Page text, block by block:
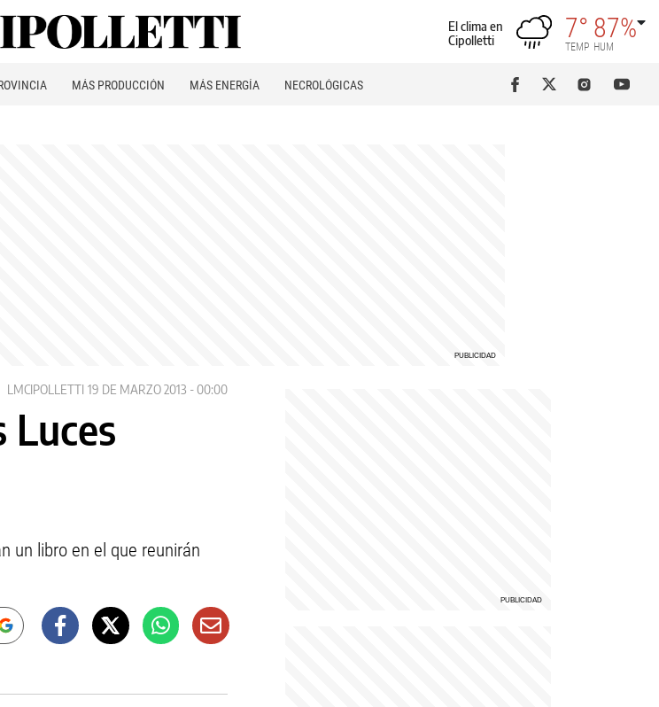
El clima en
Cipolletti
7°
TEMP
87%
HUM
MÁS PRODUCCIÓN MÁS ENERGÍA NECROLÓGICAS
LMCIPOLLETTI 19 DE MARZO 2013 - 00:00
Luces
un libro en el que reunirán